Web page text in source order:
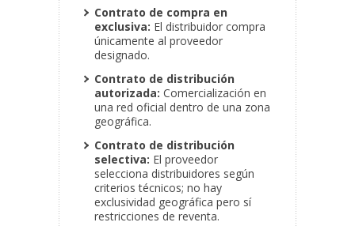
Contrato de compra en
exclusiva: El distribuidor compra
únicamente al proveedor
designado.
Contrato de distribución
autorizada: Comercialización en
una red oficial dentro de una zona
geográfica.
Contrato de distribución
selectiva: El proveedor
selecciona distribuidores según
criterios técnicos; no hay
exclusividad geográfica pero sí
restricciones de reventa.